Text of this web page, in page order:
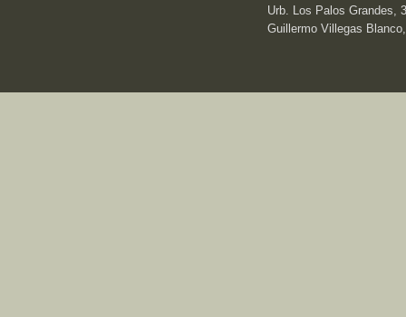
Urb. Los Palos Grandes,
Guillermo Villegas